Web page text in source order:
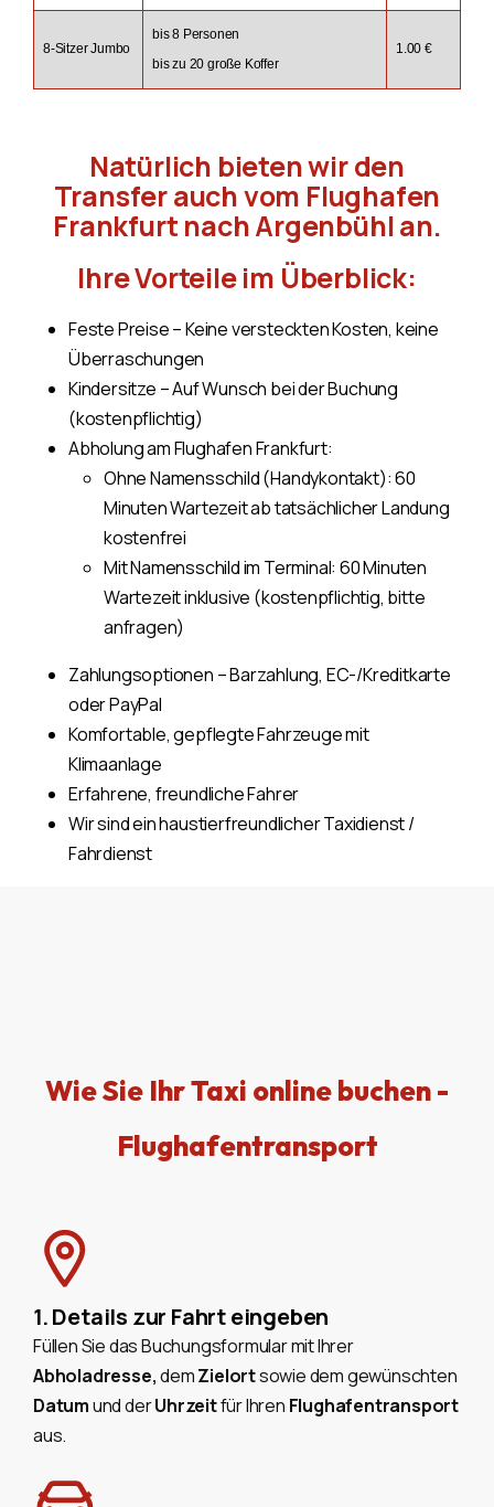
8-Sitzer Jumbo
bis 8 Personen
bis zu 20 große Koffer
1.00 €
Natürlich bieten wir den
Transfer auch vom Flughafen
Frankfurt nach Argenbühl an.
Ihre Vorteile im Überblick:
Feste Preise – Keine versteckten Kosten, keine
Überraschungen
Kindersitze – Auf Wunsch bei der Buchung
(kostenpflichtig)
Abholung am Flughafen Frankfurt:
Ohne Namensschild (Handykontakt): 60
Minuten Wartezeit ab tatsächlicher Landung
kostenfrei
Mit Namensschild im Terminal: 60 Minuten
Wartezeit inklusive (kostenpflichtig, bitte
anfragen)
Zahlungsoptionen – Barzahlung, EC-/Kreditkarte
oder PayPal
Komfortable, gepflegte Fahrzeuge mit
Klimaanlage
Erfahrene, freundliche Fahrer
Wir sind ein haustierfreundlicher Taxidienst /
Fahrdienst
Wie Sie Ihr Taxi online buchen -
Flughafentransport
1. Details zur Fahrt eingeben
Füllen Sie das Buchungsformular mit Ihrer
Abholadresse,demZielortsowie dem gewünschten
Datumund derUhrzeitfür Ihren Flughafentransport
aus.